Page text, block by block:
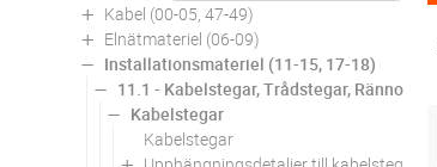
Kabel (00-05, 47-49)
Elnätmateriel (06-09)
Installationsmateriel (11-15, 17-18)
11.1 - Kabelstegar, Trådstegar, Rännor
Kabelstegar
Kabelstegar